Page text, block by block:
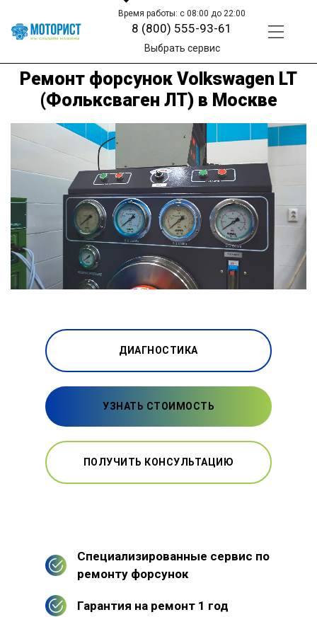
Время работы: с 08:00 до 22:00
8 (800) 555-93-61
Выбрать сервис
Ремонт форсунок Volkswagen LT
(Фольксваген ЛТ) в Москве
ДИАГНОСТИКА
УЗНАТЬ СТОИМОСТЬ
ПОЛУЧИТЬ КОНСУЛЬТАЦИЮ
Специализированные сервис по
ремонту форсунок
Гарантия на ремонт 1 год